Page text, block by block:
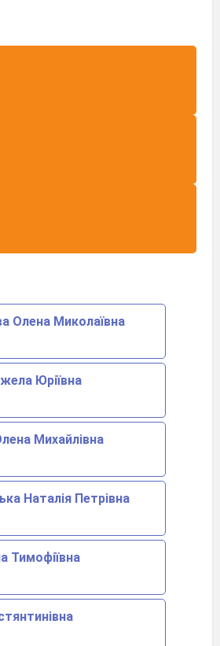
Олена Миколаївна
Юріївна
Михайлівна
Наталія Петрівна
Тимофіївна